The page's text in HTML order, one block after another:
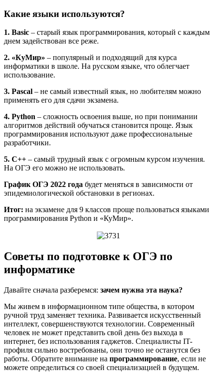
Какие языки используются?
1. Basic – старый язык программирования, который с каждым
днем задействован все реже.
2. «КуМир» – популярный и подходящий для курса
информатики в школе. На русском языке, что облегчает
использование.
3. Pascal – не самый известный язык, но любителям можно
применять его для сдачи экзамена.
4. Python – сложность освоения выше, но при понимании
алгоритмов действий обучаться становится проще. Язык
программирования используют даже профессиональные
разработчики.
5. С++ – самый трудный язык с огромным курсом изучения.
На ОГЭ его можно не использовать.
График ОГЭ 2022 года будет меняться в зависимости от
эпидемиологической обстановки в регионах.
Итог: на экзамене для 9 классов проще пользоваться языками
программирования Python и «КуМир».
Советы по подготовке к ОГЭ по
информатике
Давайте сначала разберемся: зачем нужна эта наука?
Мы живем в информационном типе общества, в котором
ручной труд заменяет техника. Развивается искусственный
интеллект, совершенствуются технологии. Современный
человек не может представить свой день без выхода в
интернет, без использования гаджетов. Специалисты IT-
профиля сильно востребованы, они точно не останутся без
работы. Обратите внимание на программирование, если не
можете определиться со своей специализацией в будущем.